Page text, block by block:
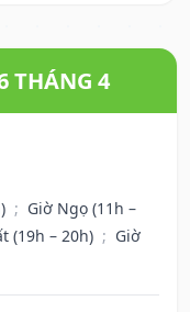
THÁNG 4
; Giờ Ngọ (11h –
(19h – 20h) ; Giờ